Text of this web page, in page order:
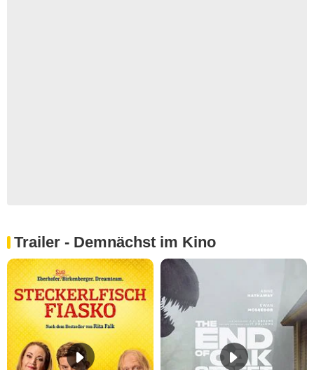
Trailer - Demnächst im Kino